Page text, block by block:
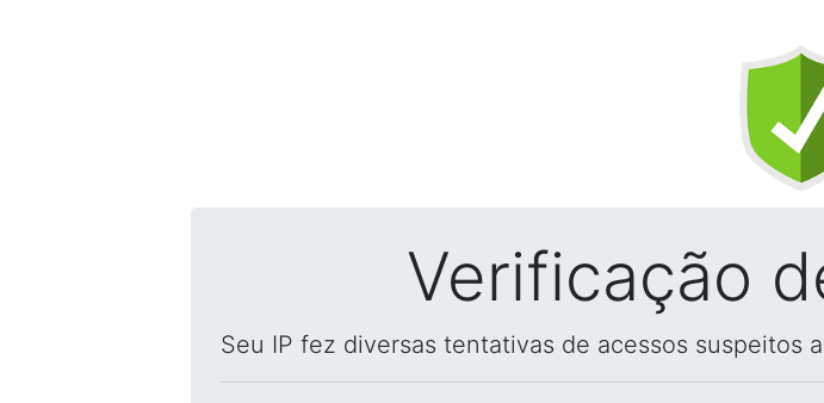
Verificação
Seu IP fez diversas tentativas de acessos suspeitos